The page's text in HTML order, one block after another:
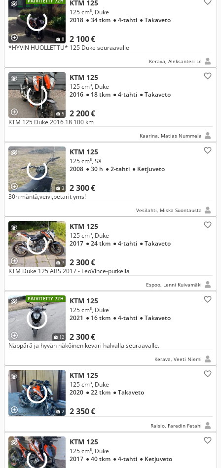
8
KTM 125
2 100 €
125 cm³, Duke
2018 ● 34 tkm ● 4-tahti ● Takaveto
*HYVIN HUOLLETTU* 125 Duke seuraavalle
Kerava, Aleksanteri Le
5
KTM 125
2 200 €
125 cm³, Duke
2016 ● 18 tkm ● 4-tahti ● Takaveto
KTM 125 Duke 2016 18 100 km
Kaarina, Matias Nummela
3
KTM 125
2 300 €
125 cm³, SX
2008 ● 30 h ● 2-tahti ● Ketjuveto
30h mäntä,veivi,petarit yms!
Vesilahti, Miska Suontausta
7
KTM 125
2 300 €
125 cm³, Duke
2017 ● 24 tkm ● 4-tahti ● Takaveto
KTM Duke 125 ABS 2017 - LeoVince-putkella
Espoo, Lenni Kuivamäki
PÄIVITETTY 72H
12
KTM 125
2 300 €
125 cm³, Duke
2021 ● 16 tkm ● 4-tahti ● Takaveto
Näppärä ja hyvän näköinen kevari halvalla seuraavalle.
Kerava, Veeti Niemi
2
KTM 125
2 350 €
125 cm³, Duke
2020 ● 22 tkm ● Takaveto
Raisio, Faredin Fetahi
KTM 125
125 cm³, Duke
2017 ● 40 tkm ● 4-tahti ● Ketjuveto